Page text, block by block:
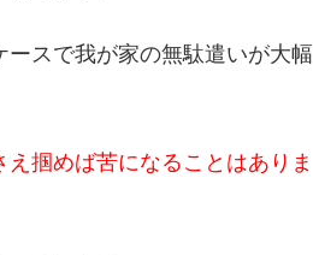
スで我が家の無駄遣いが大幅
え掴めば苦になることはありま